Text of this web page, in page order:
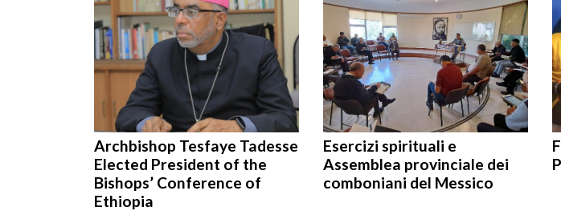
Archbishop Tesfaye Tadesse
Elected President of the
Bishops’ Conference of
Ethiopia
Esercizi spirituali e
Assemblea provinciale dei
comboniani del Messico